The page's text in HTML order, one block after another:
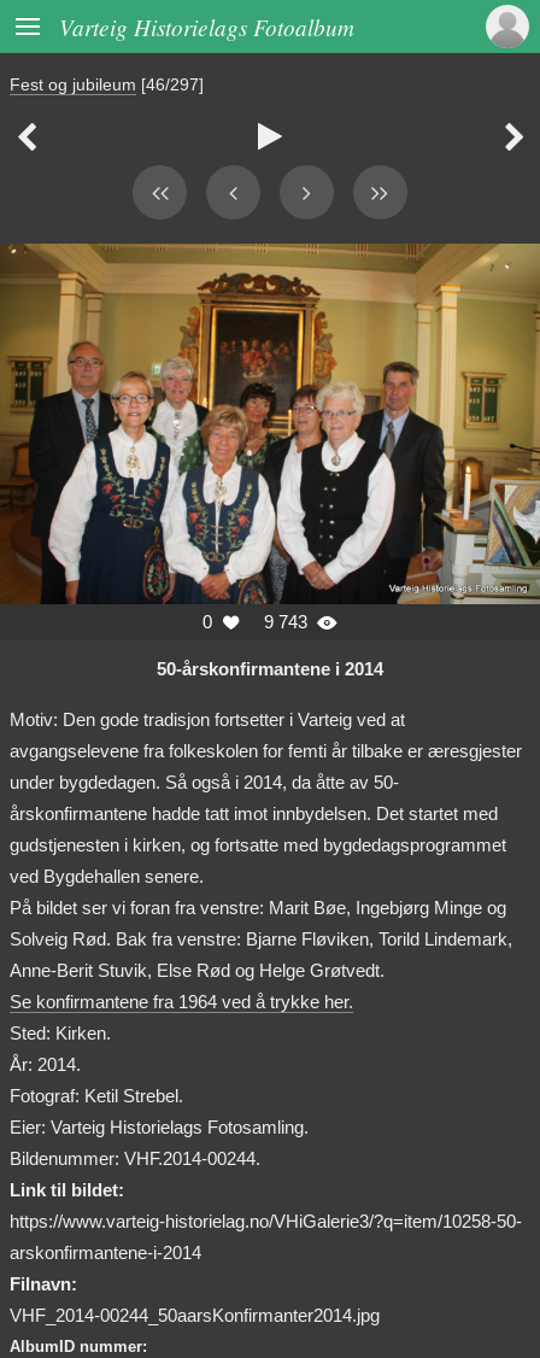
 Varteig Historielags Fotoalbum
Fest og jubileum [46/297]
  
0  9 743 
50-årskonfirmantene i 2014
Motiv: Den gode tradisjon fortsetter i Varteig ved at
avgangselevene fra folkeskolen for femti år tilbake er æresgjester
under bygdedagen. Så også i 2014, da åtte av 50-
årskonfirmantene hadde tatt imot innbydelsen. Det startet med
gudstjenesten i kirken, og fortsatte med bygdedagsprogrammet
ved Bygdehallen senere.
På bildet ser vi foran fra venstre: Marit Bøe, Ingebjørg Minge og
Solveig Rød. Bak fra venstre: Bjarne Fløviken, Torild Lindemark,
Anne-Berit Stuvik, Else Rød og Helge Grøtvedt.
Se konfirmantene fra 1964 ved å trykke her.
Sted: Kirken.
År: 2014.
Fotograf: Ketil Strebel.
Eier: Varteig Historielags Fotosamling.
Bildenummer: VHF.2014-00244.
Link til bildet:
https://www.varteig-historielag.no/VHiGalerie3/?q=item/10258-50-
arskonfirmantene-i-2014
Filnavn:
VHF_2014-00244_50aarsKonfirmanter2014.jpg
AlbumID nummer: